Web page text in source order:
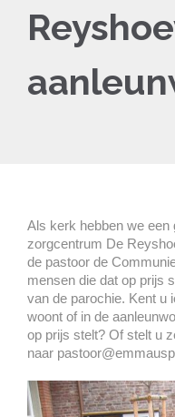
Als kerk hebben we
zorgcentrum De
de pastoor de
mensen die dat op prijs
van de parochie. Kent u
woont of in de
op prijs stelt? Of stelt u
naar